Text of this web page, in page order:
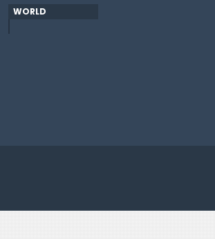
WORLD